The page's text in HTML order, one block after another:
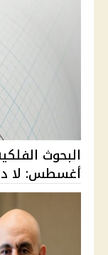
أغسطس: لا